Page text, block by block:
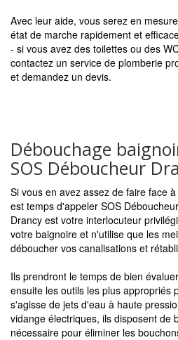
Avec leur aide, vous serez en
état de marche rapidement et
- si vous avez des toilettes ou des
contactez un service de plomberie
et demandez un devis.
Débouchage
SOS Déboucheur
Si vous en avez assez de faire face
est temps d'appeler SOS
Drancy est votre interlocuteur
votre baignoire et n'utilise que les
déboucher vos canalisations et
Ils prendront le temps de bien
ensuite les outils les plus appropriés
s'agisse de jets d'eau à haute
vidange électriques, ils disposent de
nécessaire pour éliminer les